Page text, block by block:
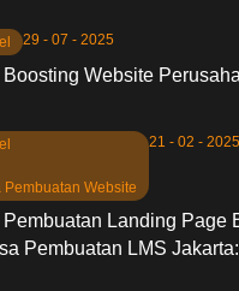
29 - 07 - 2025
Website
Pembuatan Website
21 - 02 - 2025
Landing Page